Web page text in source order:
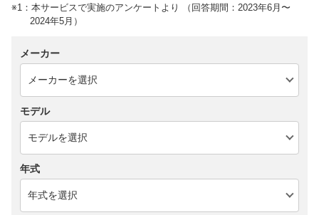
※1：本サービスで実施のアンケートより （回答期間：2023年6月〜
2024年5月）
メーカー
モデル
年式